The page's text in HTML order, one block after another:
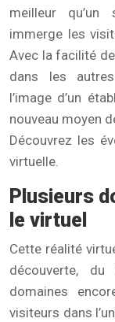
meilleur
immerge les
Avec la facilité
dans les
l’image d’un
nouveau moyen
Découvrez les
virtuelle.
Plusieurs
le virtuel
Cette réalité
découverte,
domaines
visiteurs dans